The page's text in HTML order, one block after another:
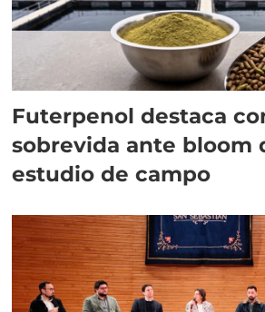
Futerpenol destaca
sobrevida ante bloom
estudio de campo